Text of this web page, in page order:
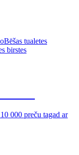
Bēšas tualetes
birstes
000 preču tagad ar